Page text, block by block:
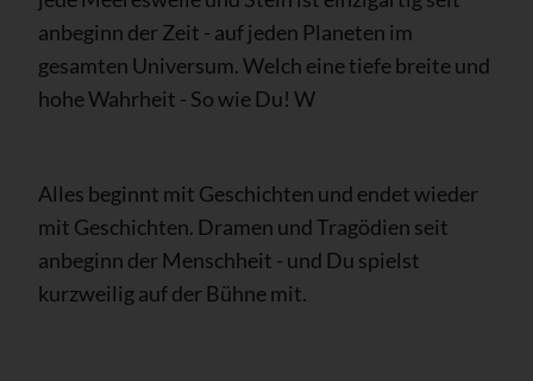
anbeginn der Zeit - auf jeden Planeten im
gesamten Universum. Welch eine tiefe breite und
hohe Wahrheit - So wie Du! W
Alles beginnt mit Geschichten und endet wieder
mit Geschichten. Dramen und Tragödien seit
anbeginn der Menschheit - und Du spielst
kurzweilig auf der Bühne mit.